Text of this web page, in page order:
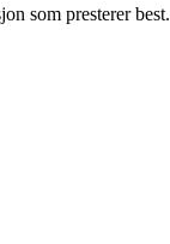
som presterer best.